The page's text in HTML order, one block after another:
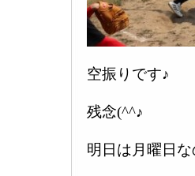
空振りです♪
残念(^^♪
明日は月曜日